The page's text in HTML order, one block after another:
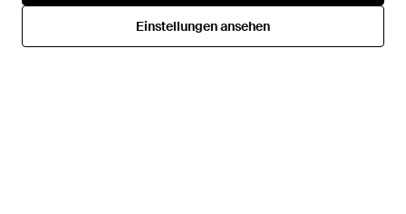
Einstellungen ansehen
Einstellungen ansehen
SALE